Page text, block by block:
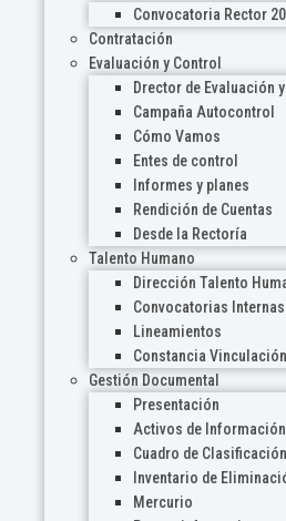
Convocatoria Rector
Contratación
Evaluación y Control
Drector de Evaluación
Campaña Autocontrol
Cómo Vamos
Entes de control
Informes y planes
Rendición de Cuentas
Desde la Rectoría
Talento Humano
Dirección Talento
Convocatorias Internas
Lineamientos
Constancia
Gestión Documental
Presentación
Activos de Información
Cuadro de Clasificación
Inventario de
Mercurio